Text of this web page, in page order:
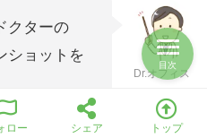
クターの
ショットを
Dr.オフィス
ロー シェア トップ
目次